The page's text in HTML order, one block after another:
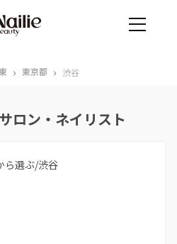
› 東京都 › 渋谷
ロン・ネイリスト
ら選ぶ/渋谷